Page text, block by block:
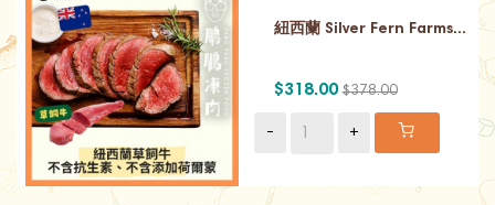
紐西蘭 Silver Fern Farms...
$318.00 $378.00
- +